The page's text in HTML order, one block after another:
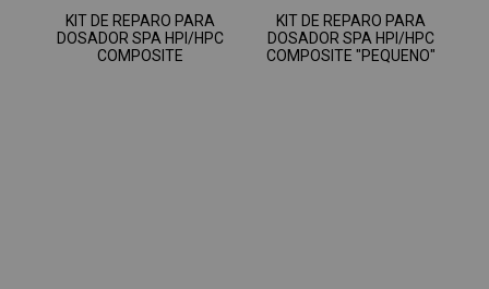
KIT DE REPARO PARA
DOSADOR SPA HPI/HPC
COMPOSITE
KIT DE REPARO PARA
DOSADOR SPA HPI/HPC
COMPOSITE "PEQUENO"